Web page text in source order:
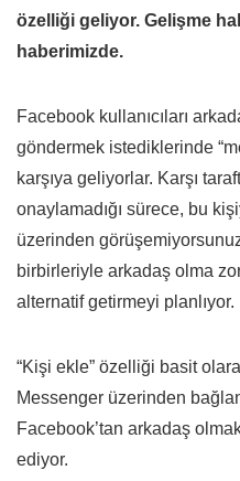
özelliği geliyor. Gelişme
haberimizde.
Facebook kullanıcıları
göndermek istediklerinde
karşıya geliyorlar. Karşı
onaylamadığı sürece, bu
üzerinden
birbirleriyle arkadaş olma
alternatif getirmeyi planlıyor.
“Kişi ekle” özelliği basit
Messenger üzerinden
Facebook’tan arkadaş
ediyor.